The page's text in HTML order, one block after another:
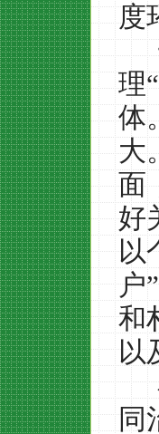
度
理
体
大
面
好
以
户
和
以
同